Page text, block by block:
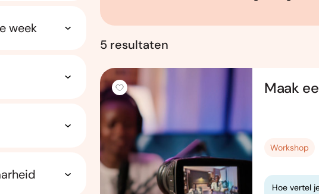
week
5 resultaten
Maak
Workshop
Hoe vertel